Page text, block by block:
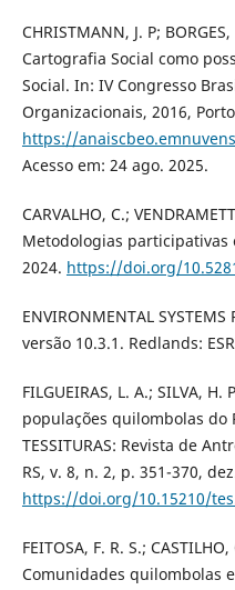
CHRISTMANN, J. P;
Cartografia Social como
Social. In: IV Congresso
Organizacionais, 2016,
https://
Acesso em: 24 ago. 2025.
CARVALHO, C.;
Metodologias participativas
2024. https://doi.org/
ENVIRONMENTAL SYSTEMS
versão 10.3.1. Redlands:
FILGUEIRAS, L. A.; SILVA,
populações quilombolas do
TESSITURAS: Revista de
RS, v. 8, n. 2, p. 351-370,
https://doi.org/10.15210/
FEITOSA, F. R. S.;
Comunidades quilombolas